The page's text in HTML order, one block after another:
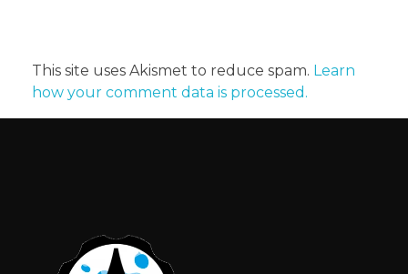
This site uses Akismet to reduce spam. Learn
how your comment data is processed.